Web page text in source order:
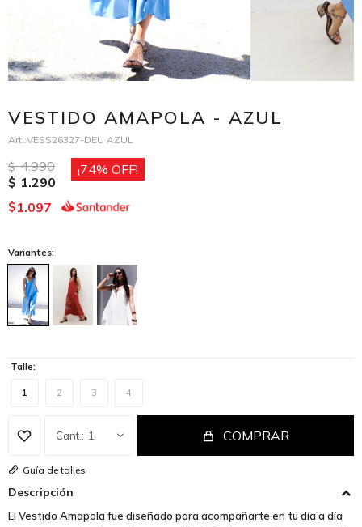
VESTIDO AMAPOLA - AZUL
VESS26327-DEU AZUL
$ 4.990
$ 1.290
74
$1.097
Variantes:
Talle:
1 2 3 4
1 COMPRAR
Guía de talles
Descripción
El Vestido Amapola fue diseñado para acompañarte en tu día a día